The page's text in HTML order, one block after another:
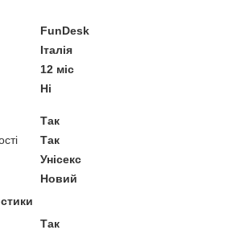
FunDesk
Італія
12 міс
Ні
Так
Так
Унісекс
Новий
Так